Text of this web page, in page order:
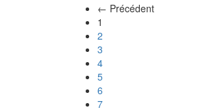
← Précédent
1
2
3
4
5
6
7